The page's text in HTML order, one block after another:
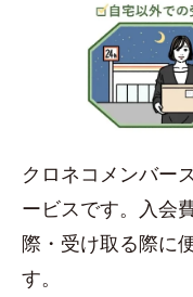
クロネコメンバー
ービスです。入会
際・受け取る際に
す。